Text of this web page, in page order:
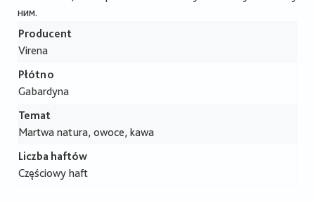
ним.
Producent
Virena
Płótno
Gabardyna
Temat
Martwa natura, owoce, kawa
Liczba haftów
Częściowy haft